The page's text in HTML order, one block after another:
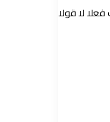
لا قولا